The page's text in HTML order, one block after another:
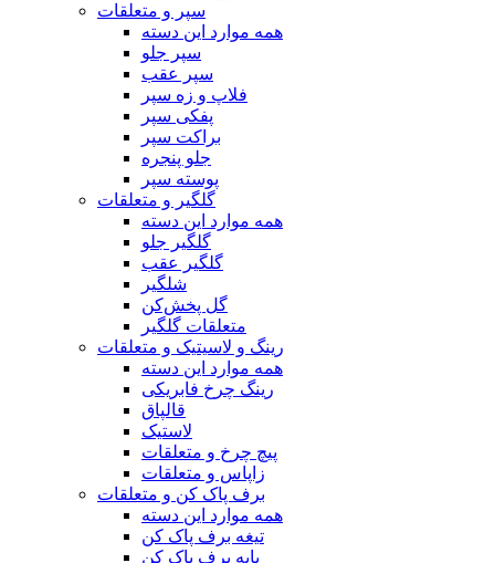
سپر و متعلقات
همه موارد این دسته
سپر جلو
سپر عقب
فلاپ و زه سپر
پفکی سپر
براکت سپر
جلو پنجره
پوسته سپر
گلگیر و متعلقات
همه موارد این دسته
گلگیر جلو
گلگیر عقب
شلگیر
گل پخش‌کن
متعلقات گلگیر
رینگ و لاسیتیک و متعلقات
همه موارد این دسته
رینگ چرخ فابریکی
قالپاق
لاستیک
پیچ چرخ و متعلقات
زاپاس و متعلقات
برف پاک کن و متعلقات
همه موارد این دسته
تیغه برف پاک کن
پایه برف پاک کن